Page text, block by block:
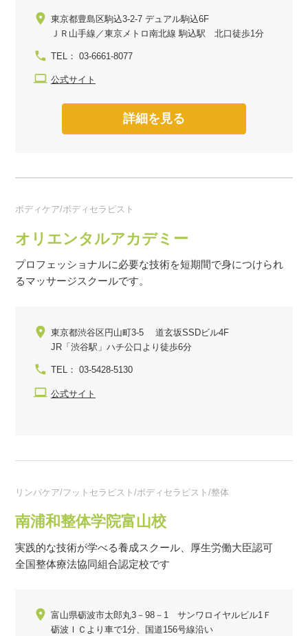
東京都豊島区駒込3-2-7 デュアル駒込6F
ＪＲ山手線／東京メトロ南北線 駒込駅 北口徒歩1分
TEL： 03-6661-8077
公式サイト
詳細を見る
ボディケア/ボディセラピスト
オリエンタルアカデミー
プロフェッショナルに必要な技術を短期間で身につけられ
るマッサージスクールです。
東京都渋谷区円山町3-5 道玄坂SSDビル4F
JR「渋谷駅」ハチ公口より徒歩6分
TEL： 03-5428-5130
公式サイト
リンパケア/フットセラピスト/ボディセラピスト/整体
南浦和整体学院富山校
実践的な技術が学べる養成スクール、厚生労働大臣認可
全国整体療法協同組合認定校です
富山県砺波市太郎丸3－98－1 サンワロイヤルビル1Ｆ
砺波ＩＣより車で1分、国道156号線沿い